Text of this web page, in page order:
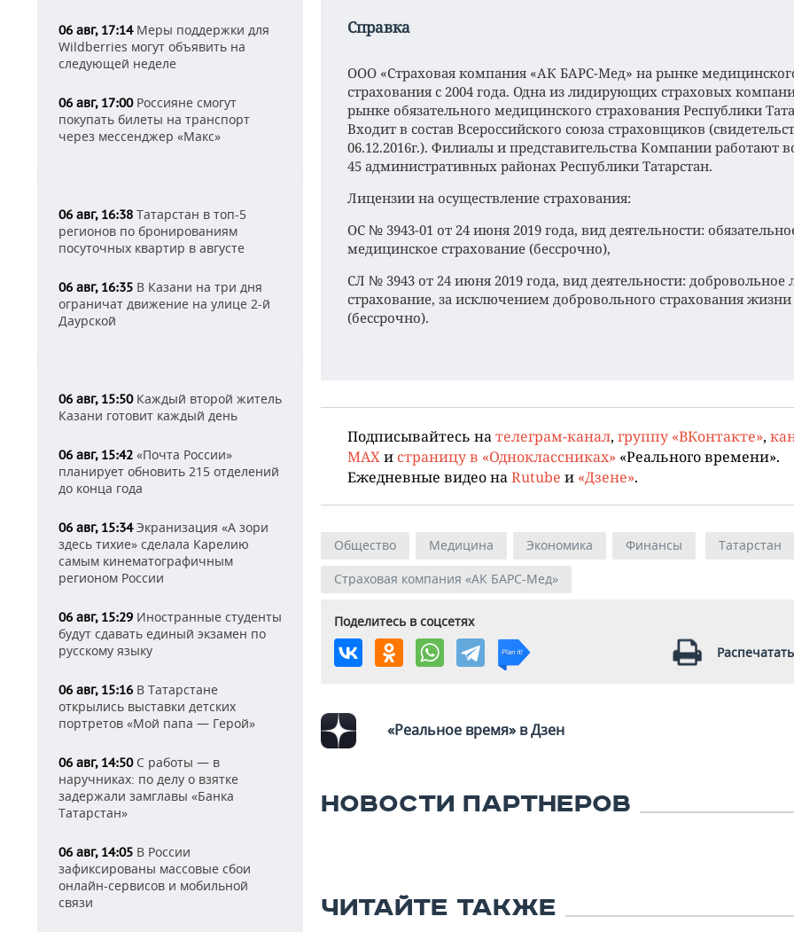
06 авг, 17:14Меры поддержки для
Wildberries могут объявить на
следующей неделе
06 авг, 17:00Россияне смогут
покупать билеты на транспорт
через мессенджер «Макс»
06 авг, 16:38 Татарстан в топ-5
регионов по бронированиям
посуточных квартир в августе
06 авг, 16:35 В Казани на три дня
ограничат движение на улице 2-й
Даурской
06 авг, 15:50Каждый второй житель
Казани готовит каждый день
06 авг, 15:42 «Почта России»
планирует обновить 215 отделений
до конца года
06 авг, 15:34Экранизация «А зори
здесь тихие» сделала Карелию
самым кинематографичным
регионом России
06 авг, 15:29 Иностранные студенты
будут сдавать единый экзамен по
русскому языку
06 авг, 15:16 В Татарстане
открылись выставки детских
портретов «Мой папа — Герой»
06 авг, 14:50С работы — в
наручниках: по делу о взятке
задержали замглавы «Банка
Татарстан»
06 авг, 14:05 В России
зафиксированы массовые сбои
онлайн-сервисов и мобильной
связи
Справка
ООО «Страховая компания «АК БАРС-Мед» на рынке
страхования с 2004 года. Одна из лидирующих страховых
рынке обязательного медицинского страхования Республики
Входит в состав Всероссийского союза страховщиков
06.12.2016г.). Филиалы и представительства Компании работают
45 административных районах Республики Татарстан.
Лицензии на осуществление страхования:
ОС № 3943-01 от 24 июня 2019 года, вид деятельности:
медицинское страхование (бессрочно),
СЛ № 3943 от 24 июня 2019 года, вид деятельности: добровольное
страхование, за исключением добровольного страхования жизни
(бессрочно).
Подписывайтесь на телеграм-канал, группу «ВКонтакте»,
MAX и страницу в «Одноклассниках» «Реального времени».
Ежедневные видео на Rutube и «Дзене».
Общество Медицина Экономика Финансы
Татарстан
Страховая компания «АК БАРС-Мед»
Поделитесь в соцсетях
«Реальное время» в Дзен
НОВОСТИ ПАРТНЕРОВ
ЧИТАЙТЕ ТАКЖЕ